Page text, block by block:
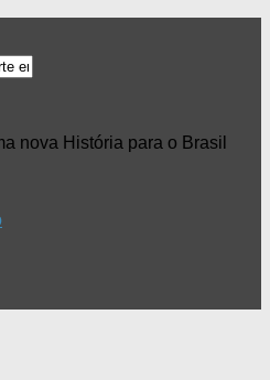
nova História para o Brasil